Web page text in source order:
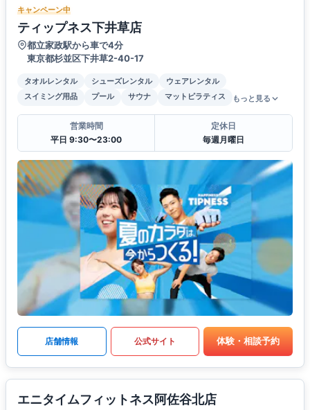
キャンペーン中
ティップネス下井草店
都立家政駅から車で4分
東京都杉並区下井草2-40-17
タオルレンタル シューズレンタル
ウェアレンタル
スイミング用品
プール サウナ マットピラティス もっと見る
営業時間
平日 9:30〜23:00
定休日
毎週月曜日
店舗情報 公式サイト 体験・相談予約
エニタイムフィットネス阿佐谷北店